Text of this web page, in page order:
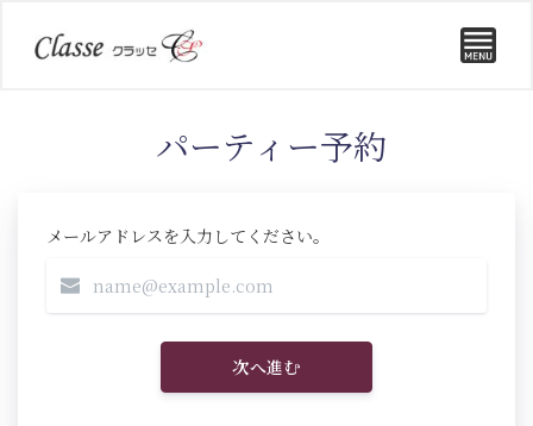
パーティー予約
メールアドレスを入力してください。
次へ進む